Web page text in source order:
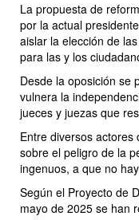
La propuesta de
por la actual
aislar la elección de
para las y los
Desde la oposición se
vulnera la
jueces y juezas que
Entre diversos
sobre el peligro de la
ingenuos, a que no
Según el Proyecto de
mayo de 2025 se han